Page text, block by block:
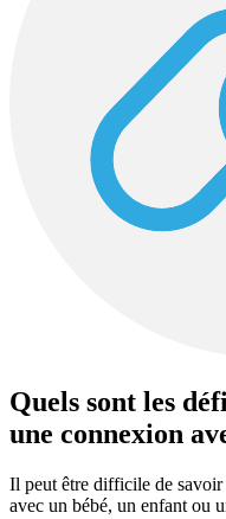
Quels sont les
une connexion
Il peut être difficile de
avec un bébé, un enfant ou